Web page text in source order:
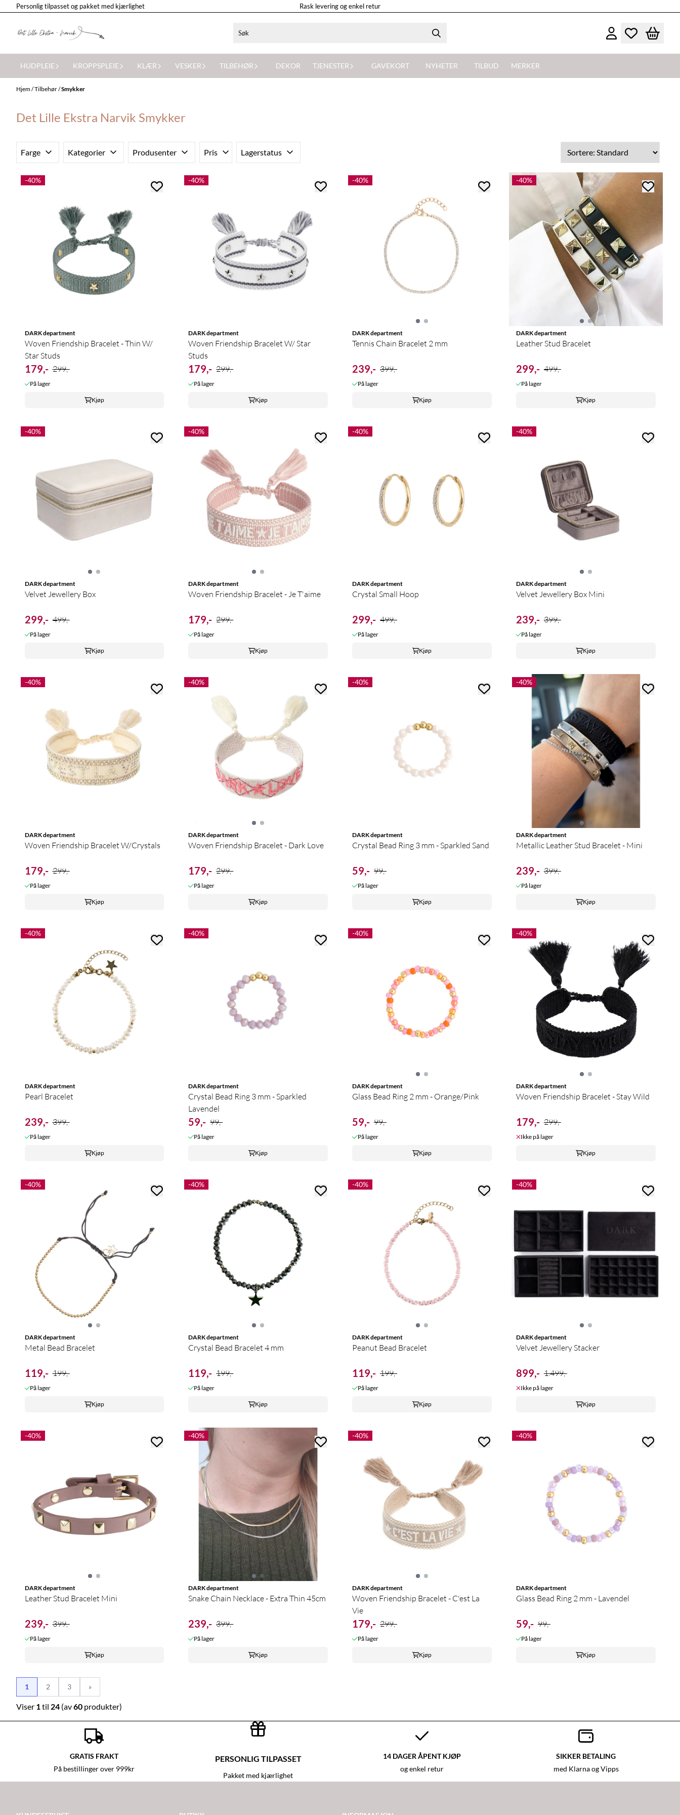
Hopp til innhold
Personlig tilpasset og pakket med kjærlighet Rask levering og enkel retur
HUDPLEIE KROPPSPLEIE KLÆR VESKER TILBEHØR DEKOR TJENESTER GAVEKORT NYHETER TILBUD MERKER
Hjem/Tilbehør/Smykker
Det Lille Ekstra Narvik Smykker
Farge Kategorier Produsenter Pris Lagerstatus
-40%
DARK department
Woven Friendship Bracelet - Thin W/
Star Studs
179,- 299,-
På lager
Kjøp
-40%
DARK department
Woven Friendship Bracelet W/ Star
Studs
179,- 299,-
På lager
Kjøp
-40%
DARK department
Tennis Chain Bracelet 2 mm
239,- 399,-
På lager
Kjøp
-40%
DARK department
Leather Stud Bracelet
299,- 499,-
På lager
Kjøp
-40%
DARK department
Velvet Jewellery Box
299,- 499,-
På lager
Kjøp
-40%
DARK department
Woven Friendship Bracelet - Je T'aime
179,- 299,-
På lager
Kjøp
-40%
DARK department
Crystal Small Hoop
299,- 499,-
På lager
Kjøp
-40%
DARK department
Velvet Jewellery Box Mini
239,- 399,-
På lager
Kjøp
-40%
DARK department
Woven Friendship Bracelet W/Crystals
179,- 299,-
På lager
Kjøp
-40%
DARK department
Woven Friendship Bracelet - Dark Love
179,- 299,-
På lager
Kjøp
-40%
DARK department
Crystal Bead Ring 3 mm - Sparkled Sand
59,- 99,-
På lager
Kjøp
-40%
DARK department
Metallic Leather Stud Bracelet - Mini
239,- 399,-
På lager
Kjøp
-40%
DARK department
Pearl Bracelet
239,- 399,-
På lager
Kjøp
-40%
DARK department
Crystal Bead Ring 3 mm - Sparkled
Lavendel
59,- 99,-
På lager
Kjøp
-40%
DARK department
Glass Bead Ring 2 mm - Orange/Pink
59,- 99,-
På lager
Kjøp
-40%
DARK department
Woven Friendship Bracelet - Stay Wild
179,- 299,-
Ikke på lager
Kjøp
-40%
DARK department
Metal Bead Bracelet
119,- 199,-
På lager
Kjøp
-40%
DARK department
Crystal Bead Bracelet 4 mm
119,- 199,-
På lager
Kjøp
-40%
DARK department
Peanut Bead Bracelet
119,- 199,-
På lager
Kjøp
-40%
DARK department
Velvet Jewellery Stacker
899,- 1.499,-
Ikke på lager
Kjøp
-40%
DARK department
Leather Stud Bracelet Mini
239,- 399,-
På lager
Kjøp
-40%
DARK department
Snake Chain Necklace - Extra Thin 45cm
239,- 399,-
På lager
Kjøp
-40%
DARK department
Woven Friendship Bracelet - C'est La
Vie
179,- 299,-
På lager
Kjøp
-40%
DARK department
Glass Bead Ring 2 mm - Lavendel
59,- 99,-
På lager
Kjøp
1 2 3 »
Viser 1til 24 (av60 produkter)
GRATIS FRAKT
På bestillinger over 999kr
PERSONLIG TILPASSET
Pakket med kjærlighet
14 DAGER ÅPENT KJØP
og enkel retur
SIKKER BETALING
med Klarna og Vipps